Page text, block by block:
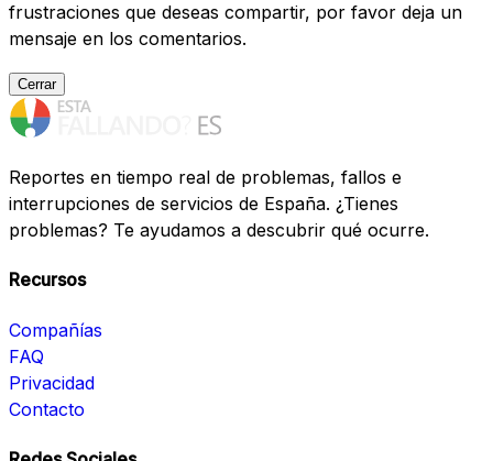
frustraciones que deseas compartir, por favor deja un
mensaje en los comentarios.
Cerrar
Reportes en tiempo real de problemas, fallos e
interrupciones de servicios de España. ¿Tienes
problemas? Te ayudamos a descubrir qué ocurre.
Recursos
Compañías
FAQ
Privacidad
Contacto